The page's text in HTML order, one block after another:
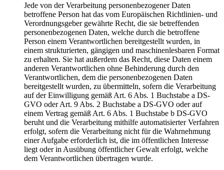
Jede von der Verarbeitung personenbezogener Daten
betroffene Person hat das vom Europäischen Richtlinien- und
Verordnungsgeber gewährte Recht, die sie betreffenden
personenbezogenen Daten, welche durch die betroffene
Person einem Verantwortlichen bereitgestellt wurden, in
einem strukturierten, gängigen und maschinenlesbaren Format
zu erhalten. Sie hat außerdem das Recht, diese Daten einem
anderen Verantwortlichen ohne Behinderung durch den
Verantwortlichen, dem die personenbezogenen Daten
bereitgestellt wurden, zu übermitteln, sofern die Verarbeitung
auf der Einwilligung gemäß Art. 6 Abs. 1 Buchstabe a DS-
GVO oder Art. 9 Abs. 2 Buchstabe a DS-GVO oder auf
einem Vertrag gemäß Art. 6 Abs. 1 Buchstabe b DS-GVO
beruht und die Verarbeitung mithilfe automatisierter Verfahren
erfolgt, sofern die Verarbeitung nicht für die Wahrnehmung
einer Aufgabe erforderlich ist, die im öffentlichen Interesse
liegt oder in Ausübung öffentlicher Gewalt erfolgt, welche
dem Verantwortlichen übertragen wurde.